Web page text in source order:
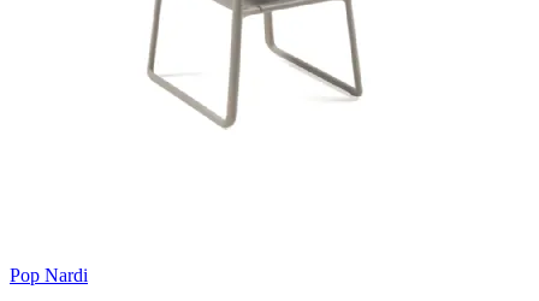
Pop Nardi